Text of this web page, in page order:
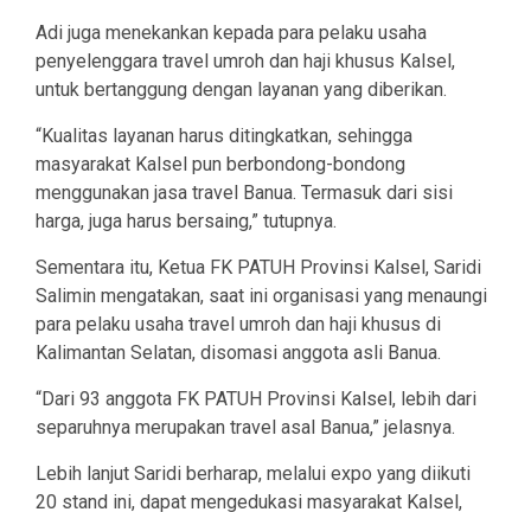
Adi juga menekankan kepada para pelaku usaha
penyelenggara travel umroh dan haji khusus Kalsel,
untuk bertanggung dengan layanan yang diberikan.
“Kualitas layanan harus ditingkatkan, sehingga
masyarakat Kalsel pun berbondong-bondong
menggunakan jasa travel Banua. Termasuk dari sisi
harga, juga harus bersaing,” tutupnya.
Sementara itu, Ketua FK PATUH Provinsi Kalsel, Saridi
Salimin mengatakan, saat ini organisasi yang menaungi
para pelaku usaha travel umroh dan haji khusus di
Kalimantan Selatan, disomasi anggota asli Banua.
“Dari 93 anggota FK PATUH Provinsi Kalsel, lebih dari
separuhnya merupakan travel asal Banua,” jelasnya.
Lebih lanjut Saridi berharap, melalui expo yang diikuti
20 stand ini, dapat mengedukasi masyarakat Kalsel,